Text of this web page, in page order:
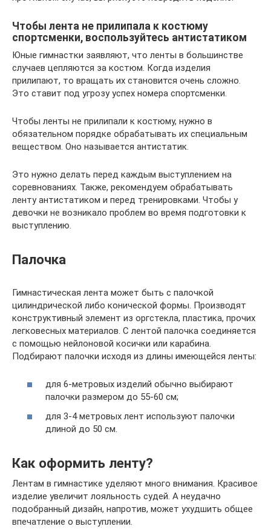
Чтобы лента не прилипала к костюму
спортсменки, воспользуйтесь антистатиком
Юные гимнастки заявляют, что ленты в большинстве
случаев цепляются за костюм. Когда изделия
прилипают, то вращать их становится очень сложно.
Это ставит под угрозу успех номера спортсменки.
Чтобы ленты не прилипали к костюму, нужно в
обязательном порядке обрабатывать их специальным
веществом. Оно называется антистатик.
Это нужно делать перед каждым выступлением на
соревнованиях. Также, рекомендуем обрабатывать
ленту антистатиком и перед тренировками. Чтобы у
девочки не возникало проблем во время подготовки к
выступлению.
Палочка
Гимнастическая лента может быть с палочкой
цилиндрической либо конической формы. Производят
конструктивный элемент из оргстекла, пластика, прочих
легковесных материалов. С лентой палочка соединяется
с помощью нейлоновой косички или карабина.
Подбирают палочки исходя из длины имеющейся ленты:
для 6-метровых изделий обычно выбирают
палочки размером до 55-60 см;
для 3-4 метровых лент используют палочки
длиной до 50 см.
Как оформить ленту?
Лентам в гимнастике уделяют много внимания. Красивое
изделие увеличит лояльность судей. А неудачно
подобранный дизайн, напротив, может ухудшить общее
впечатление о выступлении.